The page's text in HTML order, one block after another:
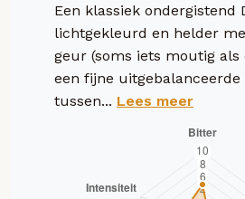
Een klassiek ondergistend
lichtgekleurd en helder
geur (soms iets moutig als
een fijne uitgebalanceerde
tussen... Lees meer